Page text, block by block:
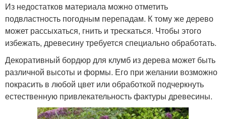
Из недостатков материала можно отметить
подвластность погодным перепадам. К тому же дерево
может рассыхаться, гнить и трескаться. Чтобы этого
избежать, древесину требуется специально обработать.
Декоративный бордюр для клумб из дерева может быть
различной высоты и формы. Его при желании возможно
покрасить в любой цвет или обработкой подчеркнуть
естественную привлекательность фактуры древесины.